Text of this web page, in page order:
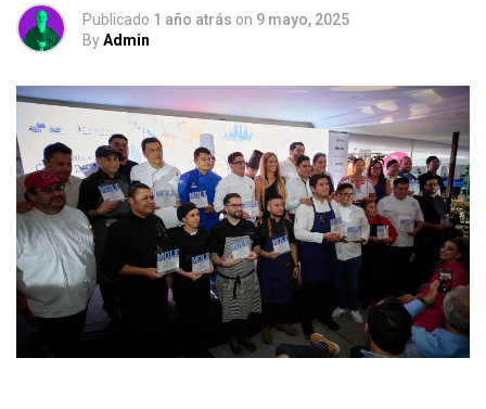
Publicado 1 año atrás on 9 mayo, 2025
ByAdmin